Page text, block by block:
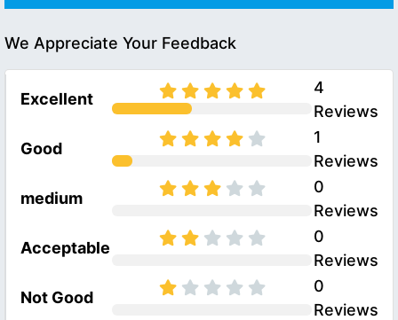
We Appreciate Your Feedback
Excellent
4
Reviews
Good
1
Reviews
medium
0
Reviews
Acceptable
0
Reviews
Not Good
0
Reviews